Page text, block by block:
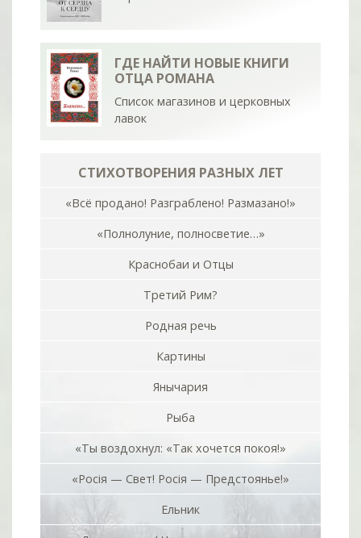
ГДЕ НАЙТИ НОВЫЕ КНИГИ
ОТЦА РОМАНА
Список магазинов и церковных
лавок
СТИХОТВОРЕНИЯ РАЗНЫХ ЛЕТ
«Всё продано! Разграблено! Размазано!»
«Полнолуние, полносветие…»
Краснобаи и Отцы
Третий Рим?
Родная речь
Картины
Янычария
Рыба
«Ты воздохнул: «Так хочется покоя!»
«Росiя — Свет! Росiя — Предстоянье!»
Ельник